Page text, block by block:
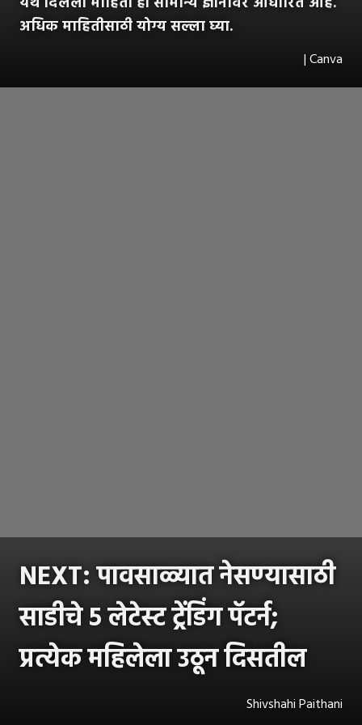
अधिक माहितीसाठी योग्य सल्ला घ्या.
| Canva
NEXT: पावसाळ्यात नेसण्यासाठी
साडीचे ५ लेटेस्ट ट्रेंडिंग पॅटर्न;
प्रत्येक महिलेला उठून दिसतील
Shivshahi Paithani